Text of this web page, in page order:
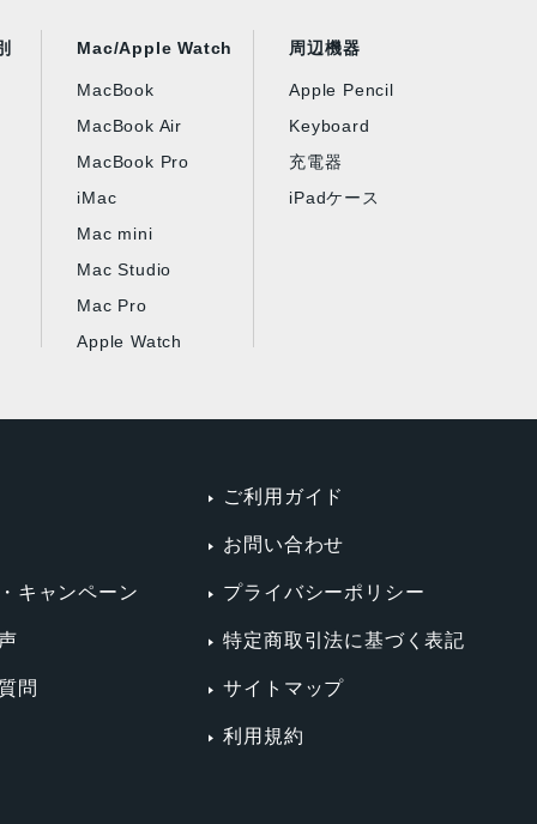
Mac/Apple Watch
MacBook
MacBook Air
MacBook Pro
iMac
Mac mini
Mac Studio
Mac Pro
Apple Watch
周辺機器
Apple Pencil
Keyboard
充電器
iPadケース
キャンペーン
問
ご利用ガイド
お問い合わせ
プライバシーポリシー
特定商取引法に基づく表記
サイトマップ
利用規約